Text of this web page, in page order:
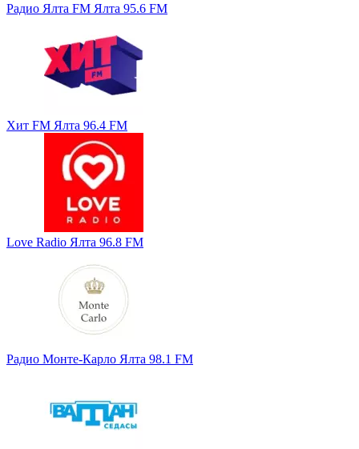
Радио Ялта FM Ялта 95.6 FM
Хит FM Ялта 96.4 FM
Love Radio Ялта 96.8 FM
Радио Монте-Карло Ялта 98.1 FM